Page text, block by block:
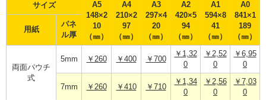
サイズ
A5
148×2
10
（㎜）
A4
210×2
97
（㎜）
A3
297×4
20
（㎜）
A2
420×5
94
（㎜）
A1
594×8
41
（㎜）
A0
841×1
189
（㎜）
用紙
パネ
ル厚
両面パウチ
式
5mm ￥260 ￥400 ￥700
￥1,32
0
￥2,52
0
￥6,95
0
7mm ￥260 ￥410 ￥710
￥1,34
0
￥2,56
0
￥7,03
0